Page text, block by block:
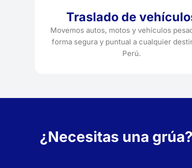
Traslado de
Movemos autos, motos y vehículos
forma segura y puntual a cualquier
Perú.
¿Necesitas una